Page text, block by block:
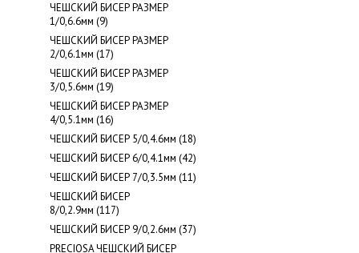
ЧЕШСКИЙ БИСЕР РАЗМЕР
1/0,6.6мм (9)
ЧЕШСКИЙ БИСЕР РАЗМЕР
2/0,6.1мм (17)
ЧЕШСКИЙ БИСЕР РАЗМЕР
3/0,5.6мм (19)
ЧЕШСКИЙ БИСЕР РАЗМЕР
4/0,5.1мм (16)
ЧЕШСКИЙ БИСЕР 5/0,4.6мм (18)
ЧЕШСКИЙ БИСЕР 6/0,4.1мм (42)
ЧЕШСКИЙ БИСЕР 7/0,3.5мм (11)
ЧЕШСКИЙ БИСЕР
8/0,2.9мм (117)
ЧЕШСКИЙ БИСЕР 9/0,2.6мм (37)
PRECIOSA ЧЕШСКИЙ БИСЕР